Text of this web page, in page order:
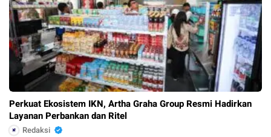
Perkuat Ekosistem IKN, Artha Graha Group Resmi Hadirkan
Layanan Perbankan dan Ritel
Redaksi